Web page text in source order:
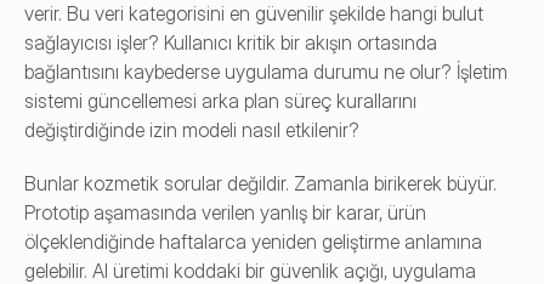
verir. Bu veri kategorisini en güvenilir şekilde hangi bulut
sağlayıcısı işler? Kullanıcı kritik bir akışın ortasında
bağlantısını kaybederse uygulama durumu ne olur? İşletim
sistemi güncellemesi arka plan süreç kurallarını
değiştirdiğinde izin modeli nasıl etkilenir?
Bunlar kozmetik sorular değildir. Zamanla birikerek büyür.
Prototip aşamasında verilen yanlış bir karar, ürün
ölçeklendiğinde haftalarca yeniden geliştirme anlamına
gelebilir. AI üretimi koddaki bir güvenlik açığı, uygulama